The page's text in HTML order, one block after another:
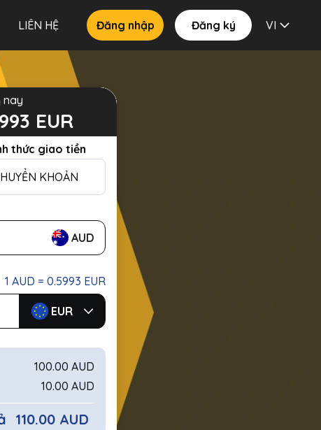
LIÊN HỆ Đăng nhập Đăng ký VI